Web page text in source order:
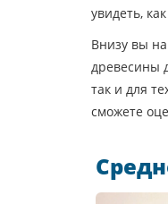
увидеть,
Внизу вы
древесины
так и для
сможете